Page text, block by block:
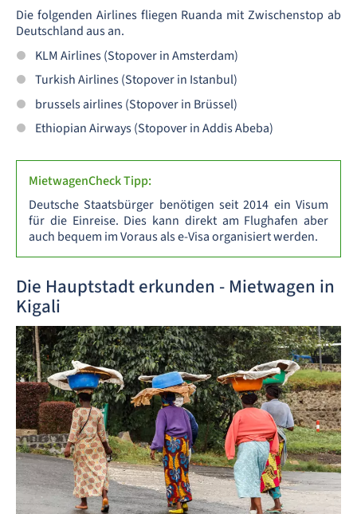
Die folgenden Airlines fliegen Ruanda mit Zwischenstop ab
Deutschland aus an.
KLM Airlines (Stopover in Amsterdam)
Turkish Airlines (Stopover in Istanbul)
brussels airlines (Stopover in Brüssel)
Ethiopian Airways (Stopover in Addis Abeba)
MietwagenCheck Tipp:
Deutsche Staatsbürger benötigen seit 2014 ein Visum
für die Einreise. Dies kann direkt am Flughafen aber
auch bequem im Voraus als e-Visa organisiert werden.
Die Hauptstadt erkunden - Mietwagen in
Kigali